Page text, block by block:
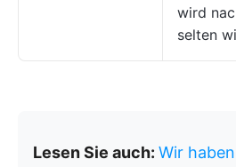
wird
selten
Lesen Sie auch: Wir